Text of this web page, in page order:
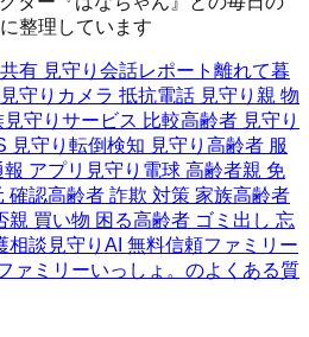
整理しています
有 見守り 会話レポート 離れて暮
見守りカメラ 抵抗電話 見守り 親 物
見守りサービス 比較高齢者 見守り
見守り 転倒検知 見守り 高齢者 服
アプリ 見守り電球 高齢者親 免
確認高齢者 詐欺 対策 家族高齢者
親 買い物 困る高齢者 ゴミ出し 忘
相談 見守りAI 無料信頼ファミリー
ァミリーいっしょ。のよくある質